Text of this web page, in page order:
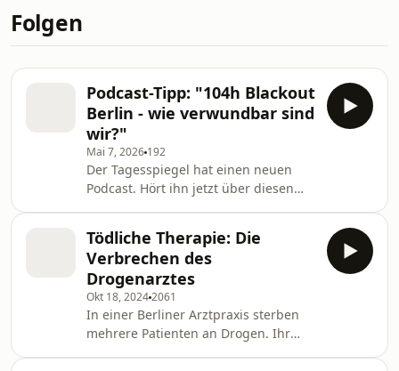
Folgen
Podcast-Tipp: "104h Blackout
Berlin - wie verwundbar sind
wir?"
Mai 7, 2026 192
Der Tagesspiegel hat einen neuen
Podcast. Hört ihn jetzt über diesen
Tödliche Therapie: Die
Verbrechen des
Drogenarztes
Okt 18, 20242061
In einer Berliner Arztpraxis sterben
mehrere Patienten an Drogen. Ihr